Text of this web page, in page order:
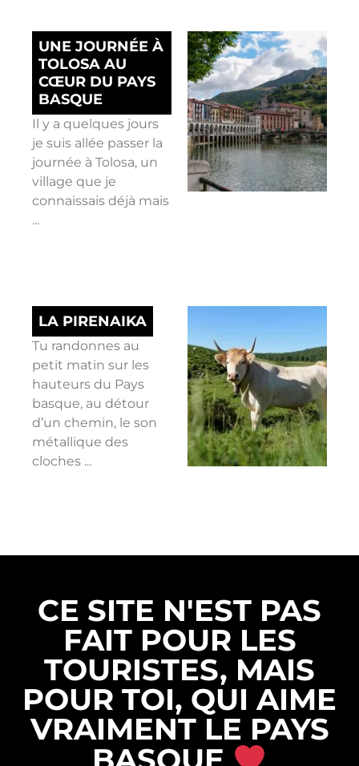
UNE JOURNÉE À
TOLOSA AU
CŒUR DU PAYS
BASQUE
Il y a quelques jours
je suis allée passer la
journée à Tolosa, un
village que je
connaissais déjà mais
...
LA PIRENAIKA
Tu randonnes au
petit matin sur les
hauteurs du Pays
basque, au détour
d’un chemin, le son
métallique des
cloches ...
CE SITE N'EST PAS
FAIT POUR LES
TOURISTES, MAIS
POUR TOI, QUI AIME
VRAIMENT LE PAYS